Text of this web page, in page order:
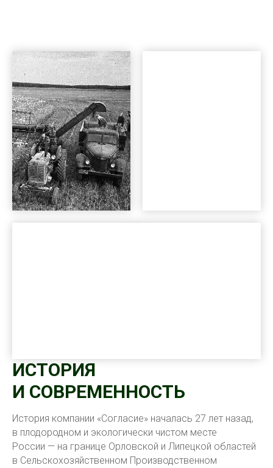
ИСТОРИЯ
И СОВРЕМЕННОСТЬ
История компании «Согласие» началась 27 лет назад,
в плодородном и экологически чистом месте
России — на границе Орловской и Липецкой областей
в Сельскохозяйственном Производственном